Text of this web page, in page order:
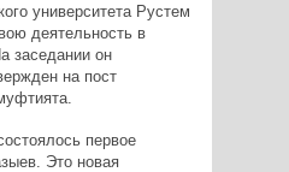
университета Рустем
деятельность в
заседании он
на пост
первое
Это новая